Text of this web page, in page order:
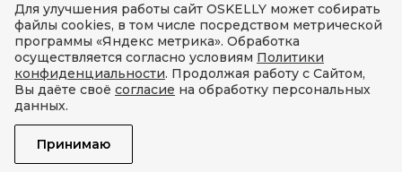
Для улучшения работы сайт OSKELLY может собирать
файлы cookies, в том числе посредством метрической
программы «Яндекс метрика». Обработка
осуществляется согласно условиям Политики
конфиденциальности. Продолжая работу с Сайтом,
Вы даёте своё согласие на обработку персональных
данных.
Принимаю